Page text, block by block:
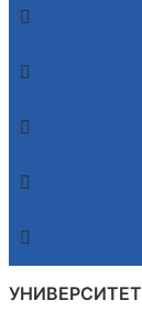
УНИВЕРСИТЕТ